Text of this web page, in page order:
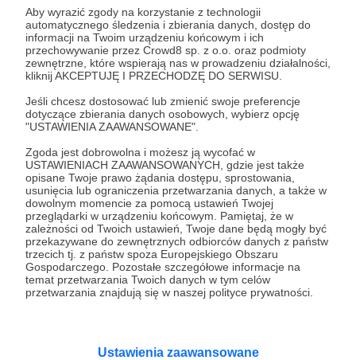
Aby wyrazić zgody na korzystanie z technologii
automatycznego śledzenia i zbierania danych, dostęp do
informacji na Twoim urządzeniu końcowym i ich
przechowywanie przez Crowd8 sp. z o.o. oraz podmioty
zewnętrzne, które wspierają nas w prowadzeniu działalności,
kliknij AKCEPTUJĘ I PRZECHODZĘ DO SERWISU.
Jeśli chcesz dostosować lub zmienić swoje preferencje
dotyczące zbierania danych osobowych, wybierz opcję
"USTAWIENIA ZAAWANSOWANE".
Zgoda jest dobrowolna i możesz ją wycofać w
USTAWIENIACH ZAAWANSOWANYCH, gdzie jest także
opisane Twoje prawo żądania dostępu, sprostowania,
usunięcia lub ograniczenia przetwarzania danych, a także w
dowolnym momencie za pomocą ustawień Twojej
przeglądarki w urządzeniu końcowym. Pamiętaj, że w
zależności od Twoich ustawień, Twoje dane będą mogły być
przekazywane do zewnętrznych odbiorców danych z państw
trzecich tj. z państw spoza Europejskiego Obszaru
Gospodarczego. Pozostałe szczegółowe informacje na
temat przetwarzania Twoich danych w tym celów
przetwarzania znajdują się w naszej polityce prywatności.
Ustawienia zaawansowane
Choroba nowotwór siła walka
Udostępnij